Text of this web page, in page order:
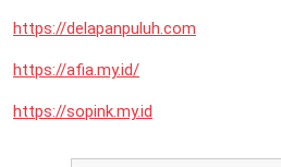
https://delapanpuluh.com
https://afia.my.id/
https://sopink.my.id